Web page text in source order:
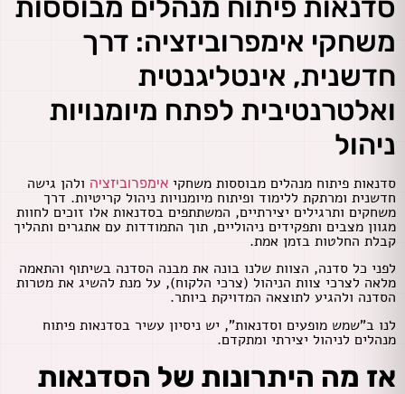
סדנאות פיתוח מנהלים מבוססות
משחקי אימפרוביזציה: דרך
חדשנית, אינטליגנטית
ואלטרנטיבית לפתח מיומנויות
ניהול
סדנאות פיתוח מנהלים מבוססות משחקי אימפרוביזציה ולהן גישה
חדשנית ומרתקת ללימוד ופיתוח מיומנויות ניהול קריטיות. דרך
משחקים ותרגילים יצירתיים, המשתתפים בסדנאות אלו זוכים לחוות
מגוון מצבים ותפקידים ניהוליים, תוך התמודדות עם אתגרים ותהליך
קבלת החלטות בזמן אמת.
לפני כל סדנה, הצוות שלנו בונה את מבנה הסדנה בשיתוף והתאמה
מלאה לצרכי צוות הניהול (צרכי הלקוח), על מנת להשיג את מטרות
הסדנה ולהגיע לתוצאה המדויקת ביותר.
לנו ב"שמש מופעים וסדנאות", יש ניסיון עשיר בסדנאות פיתוח
מנהלים לניהול יצירתי ומתקדם.
אז מה היתרונות של הסדנאות